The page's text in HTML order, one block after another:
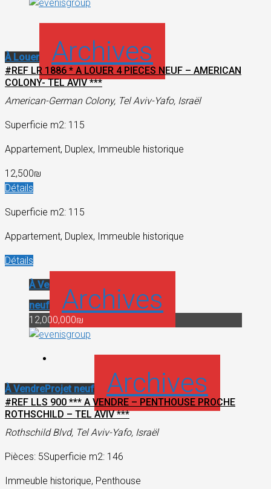
À Louer Archives
#REF LR 1886 * A LOUER 4 PIECES NEUF – AMERICAN
COLONY- TEL AVIV ***
American-German Colony, Tel Aviv-Yafo, Israël
Superficie m2: 115
Appartement, Duplex, Immeuble historique
12,500₪
Détails
Superficie m2: 115
Appartement, Duplex, Immeuble historique
Détails
À Vendre
neuf
Archives
12,000,000₪
À VendreProjet neuf Archives
#REF LLS 900 *** A VENDRE – PENTHOUSE PROCHE
ROTHSCHILD – TEL AVIV ***
Rothschild Blvd, Tel Aviv-Yafo, Israël
Pièces: 5Superficie m2: 146
Immeuble historique, Penthouse